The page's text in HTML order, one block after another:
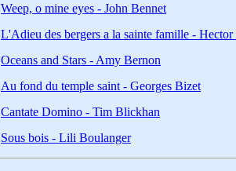
Weep, o mine eyes - John Bennet
L'Adieu des bergers a la sainte famille -
Oceans and Stars - Amy Bernon
Au fond du temple saint - Georges Bizet
Cantate Domino - Tim Blickhan
Sous bois - Lili Boulanger